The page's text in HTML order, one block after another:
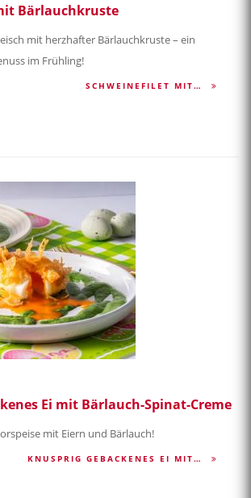
Bärlauchkruste
mit herzhafter Bärlauchkruste – ein
im Frühling!
SCHWEINEFILET MIT…
Ei mit Bärlauch-Spinat-Creme
mit Eiern und Bärlauch!
KNUSPRIG GEBACKENES EI MIT…